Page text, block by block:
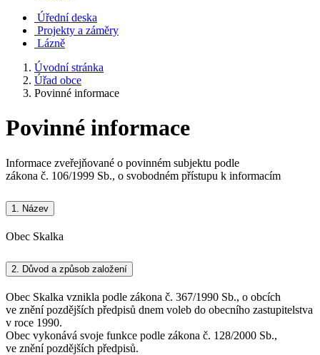
Úřední deska
Projekty a záměry
Lázně
Úvodní stránka
Úřad obce
Povinné informace
Povinné informace
Informace zveřejňované o povinném subjektu podle
zákona č. 106/1999 Sb., o svobodném přístupu k informacím
1. Název
Obec Skalka
2. Důvod a způsob založení
Obec Skalka vznikla podle zákona č. 367/1990 Sb., o obcích
ve znění pozdějších předpisů dnem voleb do obecního zastupitelstva
v roce 1990.
Obec vykonává svoje funkce podle zákona č. 128/2000 Sb.,
ve znění pozdějších předpisů.